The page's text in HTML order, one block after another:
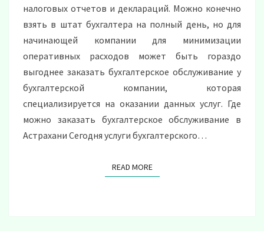
налоговых отчетов и деклараций. Можно конечно
взять в штат бухгалтера на полный день, но для
начинающей компании для минимизации
оперативных расходов может быть гораздо
выгоднее заказать бухгалтерское обслуживание у
бухгалтерской компании, которая
специализируется на оказании данных услуг. Где
можно заказать бухгалтерское обслуживание в
Астрахани Сегодня услуги бухгалтерского…
READ MOREREAD MORE